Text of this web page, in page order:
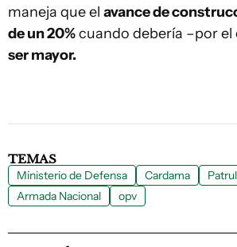
maneja que el avance de
de un 20%cuando debería –por
ser mayor.
TEMAS
Ministerio de Defensa Cardama
Armada Nacional
opv